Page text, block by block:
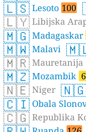
🇱🇸 Lesoto 100
🇱🇾 Libijska
🇲🇬 Madagaskar
🇲🇼 Malavi
🇲🇷 Mauretanija
🇲🇿 Mozambik
🇳🇪 Niger
🇨🇮 Obala
🇨🇬 Republika